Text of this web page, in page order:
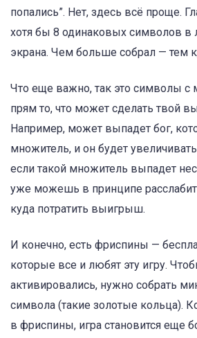
попались”. Нет, здесь всё проще.
хотя бы 8 одинаковых символов в
экрана. Чем больше собрал — тем
Что еще важно, так это символы с
прям то, что может сделать твой
Например, может выпадет бог,
множитель, и он будет
если такой множитель выпадет
уже можешь в принципе
куда потратить выигрыш.
И конечно, есть фриспины —
которые все и любят эту игру.
активировались, нужно собрать
символа (такие золотые кольца).
в фриспины, игра становится еще